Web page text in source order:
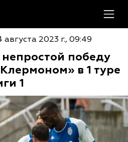
августа 2023 г., 09:49
победу
в 1 туре
1